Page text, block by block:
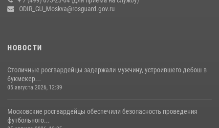
В спецподразделении столичного главка Росгвардии завершился
ODIR_GU_Moskva@rosguard.gov.ru
НОВОСТИ
Столичные росгвардейцы задержали мужчину, устроившего дебош в
букмекер...
05 августа 2026, 12:39
Московские росгвардейцы обеспечили безопасность проведения
футбольного...